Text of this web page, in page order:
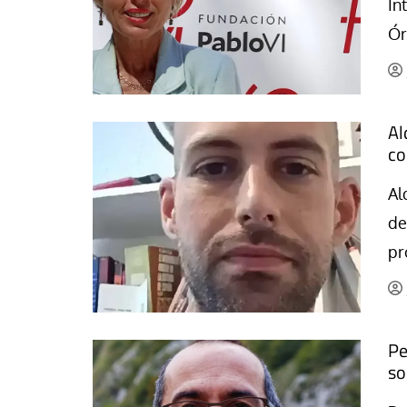
La mundialización
El amor en el mundo
Los empobrecidos por el
Radio — Mundo obrero hoy
Vidas precarias
Cine
Dos minutos
Poesía
Relato